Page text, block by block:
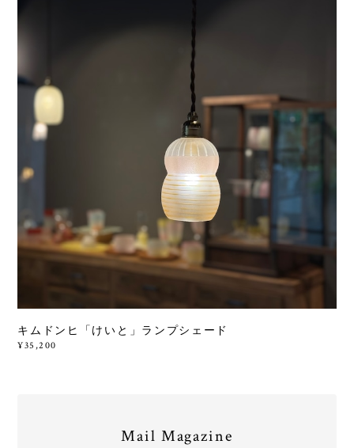
キムドンヒ「けいと」ランプシェード
¥35,200
Mail Magazine